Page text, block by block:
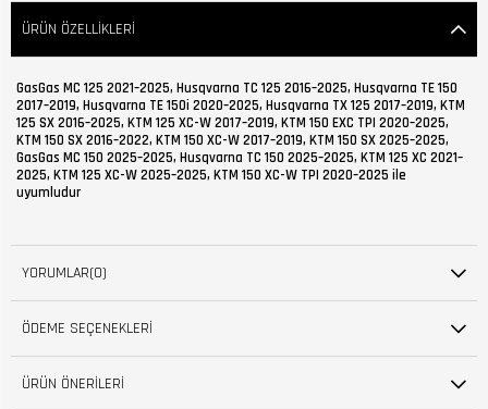
ÜRÜN ÖZELLIKLERI
GasGas MC 125 2021–2025, Husqvarna TC 125 2016–2025, Husqvarna TE 150
2017–2019, Husqvarna TE 150i 2020–2025, Husqvarna TX 125 2017–2019, KTM
125 SX 2016–2025, KTM 125 XC-W 2017–2019, KTM 150 EXC TPI 2020–2025,
KTM 150 SX 2016–2022, KTM 150 XC-W 2017–2019, KTM 150 SX 2025–2025,
GasGas MC 150 2025–2025, Husqvarna TC 150 2025–2025, KTM 125 XC 2021–
2025, KTM 125 XC-W 2025–2025, KTM 150 XC-W TPI 2020–2025 ile
uyumludur
YORUMLAR(0)
ÖDEME SEÇENEKLERI
ÜRÜN ÖNERILERI